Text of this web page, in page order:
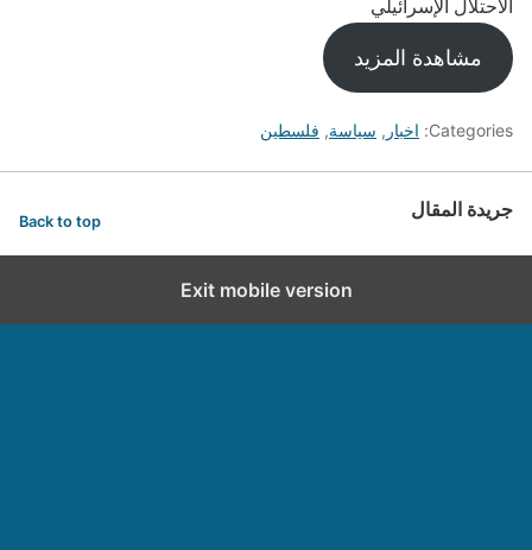
الاحتلال الإسرائيلي
مشاهدة المزيد
Categories: اخبار , سياسة, فلسطين
جريدة المقال Back to top
Exit mobile version